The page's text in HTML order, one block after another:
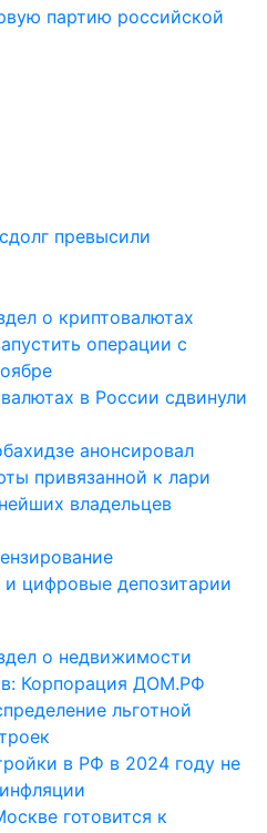
партию российской
превысили
операции с
в России сдвинули
анонсировал
привязанной к лари
владельцев
и цифровые депозитарии
Корпорация ДОМ.РФ
льготной
в РФ в 2024 году не
готовится к